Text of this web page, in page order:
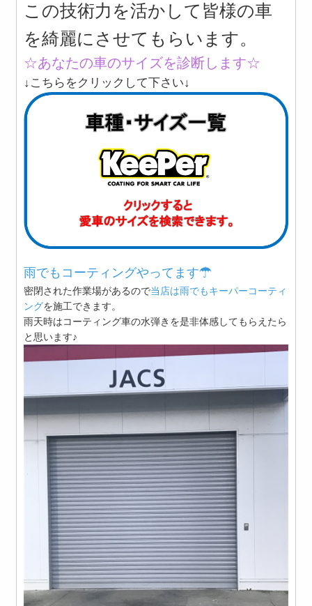
この技術力を活かして皆様の車
を綺麗にさせてもらいます。
☆あなたの車のサイズを診断します☆
↓こちらをクリックして下さい↓
雨でもコーティングやってます☂
密閉された作業場があるので当店は雨でもキーパーコーティ
ングを施工できます。
雨天時はコーティング車の水弾きを是非体感してもらえたら
と思います♪